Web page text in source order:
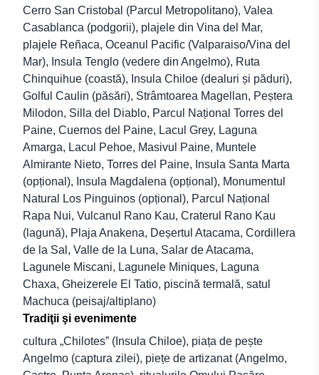
Cerro San Cristobal (Parcul Metropolitano), Valea
Casablanca (podgorii), plajele din Vina del Mar,
plajele Reñaca, Oceanul Pacific (Valparaiso/Vina del
Mar), Insula Tenglo (vedere din Angelmo), Ruta
Chinquihue (coastă), Insula Chiloe (dealuri și păduri),
Golful Caulin (păsări), Strâmtoarea Magellan, Peștera
Milodon, Silla del Diablo, Parcul Național Torres del
Paine, Cuernos del Paine, Lacul Grey, Laguna
Amarga, Lacul Pehoe, Masivul Paine, Muntele
Almirante Nieto, Torres del Paine, Insula Santa Marta
(opțional), Insula Magdalena (opțional), Monumentul
Natural Los Pinguinos (opțional), Parcul Național
Rapa Nui, Vulcanul Rano Kau, Craterul Rano Kau
(lagună), Plaja Anakena, Deșertul Atacama, Cordillera
de la Sal, Valle de la Luna, Salar de Atacama,
Lagunele Miscani, Lagunele Miniques, Laguna
Chaxa, Gheizerele El Tatio, piscină termală, satul
Machuca (peisaj/altiplano)
Tradiţii şi evenimente
cultura „Chilotes” (Insula Chiloe), piața de pește
Angelmo (captura zilei), piețe de artizanat (Angelmo,